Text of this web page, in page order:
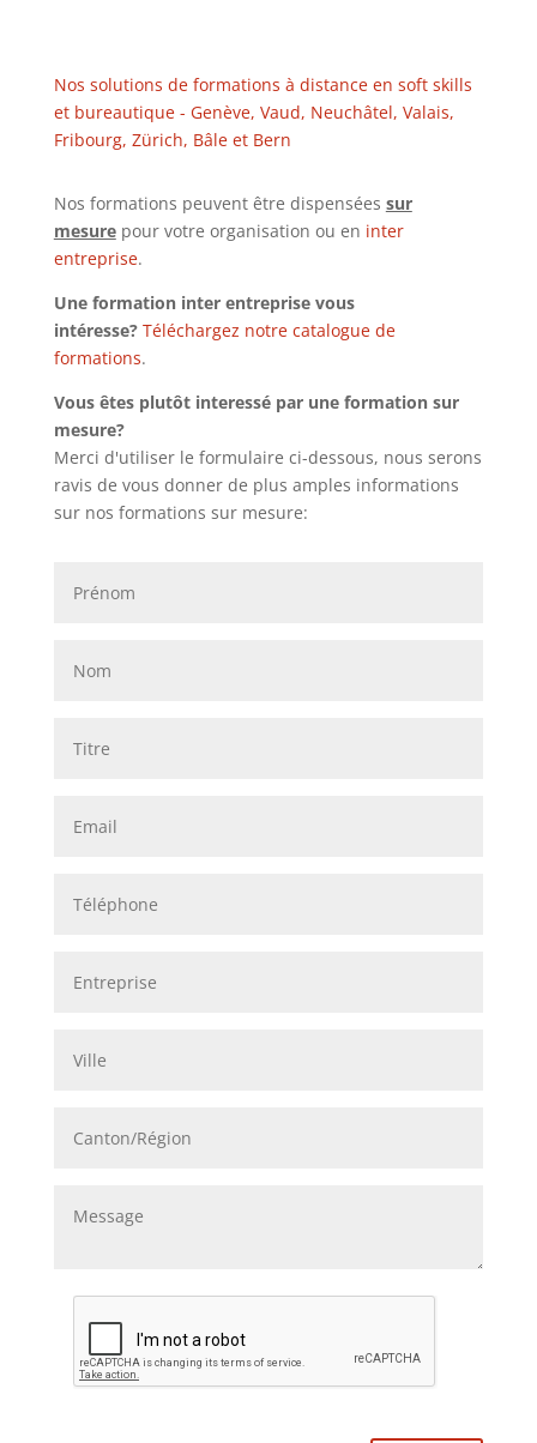
Nos solutions de formations à distance en soft skills
et bureautique - Genève, Vaud, Neuchâtel, Valais,
Fribourg, Zürich, Bâle et Bern
Nos formations peuvent être dispensées sur
mesurepour votre organisation ou en inter
entreprise.
Une formation inter entreprise vous
intéresse? Téléchargez notre catalogue de
formations.
Vous êtes plutôt interessé par une formation sur
mesure?
Merci d'utiliser le formulaire ci-dessous, nous serons
ravis de vous donner de plus amples informations
sur nos formations sur mesure: